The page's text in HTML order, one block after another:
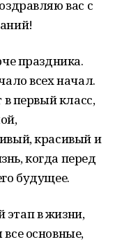
вас с
праздника.
всех начал.
первый класс,
красивый и
когда перед
будущее.
в жизни,
основные,